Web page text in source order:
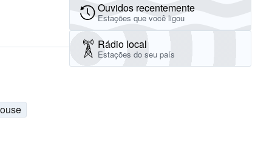
Ouvidos recentemente
Estações que você ligou
Rádio local
Estações do seu país